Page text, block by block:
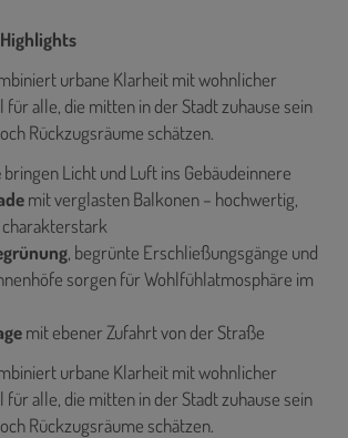
urbane Klarheit mit wohnlicher
für alle, die mitten in der Stadt zuhause sein
Rückzugsräume schätzen.
bringen Licht und Luft ins Gebäudeinnere
mit verglasten Balkonen – hochwertig,
, begrünte Erschließungsgänge und
sorgen für Wohlfühlatmosphäre im
mit ebener Zufahrt von der Straße
urbane Klarheit mit wohnlicher
für alle, die mitten in der Stadt zuhause sein
Rückzugsräume schätzen.